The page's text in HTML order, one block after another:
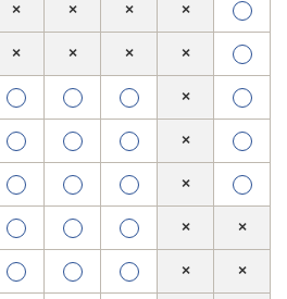
×
×
×
×
×
×
×
×
×
×
×
×
×
×
×